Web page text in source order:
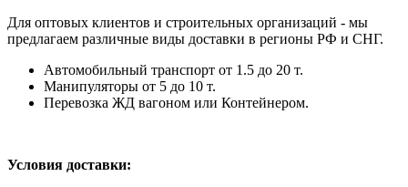
Для оптовых клиентов и строительных организаций - мы
предлагаем различные виды доставки в регионы РФ и СНГ.
Автомобильный транспорт от 1.5 до 20 т.
Манипуляторы от 5 до 10 т.
Перевозка ЖД вагоном или Контейнером.
Условия доставки: